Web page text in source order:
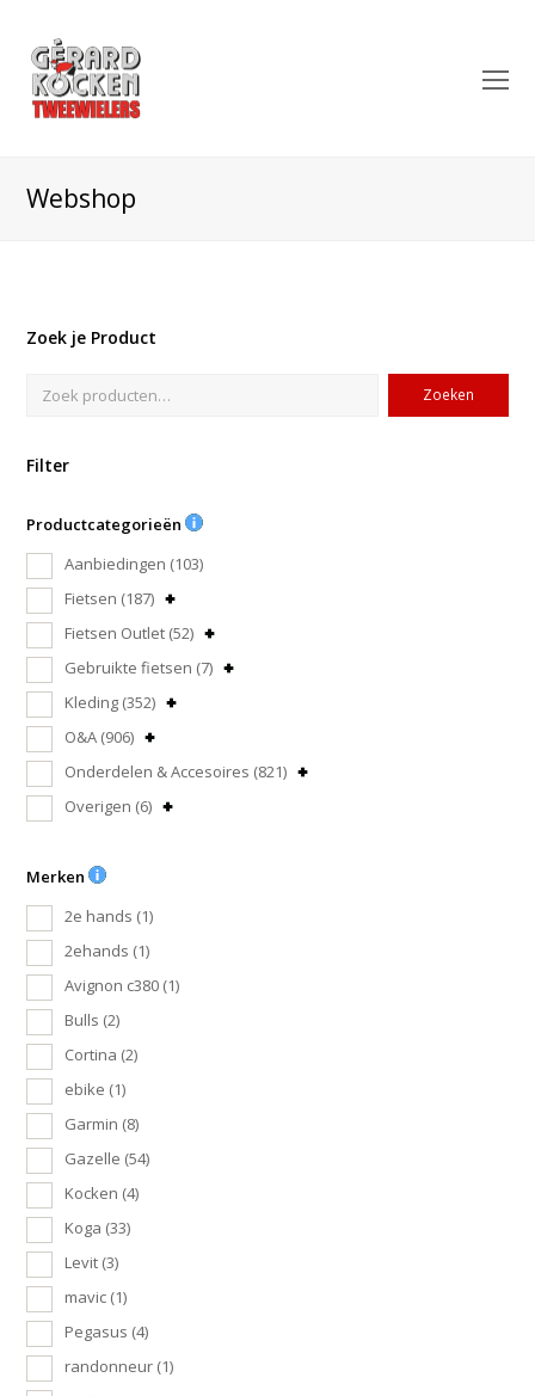
Webshop
Zoek je Product
Zoeken
Filter
Productcategorieën
Aanbiedingen (103)
Fietsen (187)
Fietsen Outlet (52)
Gebruikte fietsen (7)
Kleding (352)
O&A (906)
Onderdelen & Accesoires (821)
Overigen (6)
Merken
2e hands (1)
2ehands (1)
Avignon c380 (1)
Bulls (2)
Cortina (2)
ebike (1)
Garmin (8)
Gazelle (54)
Kocken (4)
Koga (33)
Levit (3)
mavic (1)
Pegasus (4)
randonneur (1)